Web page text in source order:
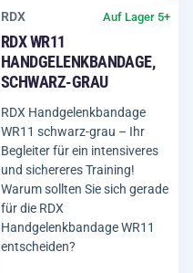
RDX Auf Lager 5+
RDX WR11
HANDGELENKBANDAGE,
SCHWARZ-GRAU
RDX Handgelenkbandage
WR11 schwarz-grau – Ihr
Begleiter für ein intensiveres
und sichereres Training!
Warum sollten Sie sich gerade
für die RDX
Handgelenkbandage WR11
entscheiden?